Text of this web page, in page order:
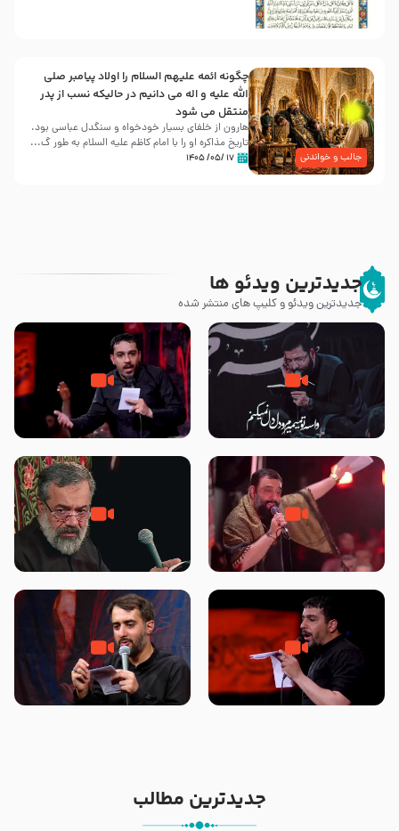
جالب و خواندنی
چگونه ائمه علیهم السلام را اولاد پیامبر صلی
الله علیه و اله می دانیم در حالیکه نسب از پدر
منتقل می شود
هارون از خلفای بسیار خودخواه و سنگدل عباسی بود.
تاریخ مذاکره او را با امام کاظم علیه السلام به طور گ...
۱۷ /۰۵/ ۱۴۰۵
جدیدترین ویدئو ها
جدیدترین ویدئو و کلیپ های منتشر شده
مصداق کربلا – حاج حسین سیب
سرخی
شور ، حسینا! به‌ حق زهرا «أُنْظُرْ
إِلَینا» – عزاداری شب هفتم ماه
جانا جانا ابی عبدالله – کربلایی جواد
مقدم – شب هشتم محرم 1448 –
مادر منم مثل تو خمیدم – حاج
محمود کریمی – شهادت حضرت
هیئت رایة العباس علیه السلام
تک ، عبّاس، صاحب دل‌هاست –
حاج حنیف طاهری – عزاداری شب
من غلام نوکراتم من عاشق کربلاتم
– شور زمینه – شب هفتم – محرم
جدیدترین مطالب